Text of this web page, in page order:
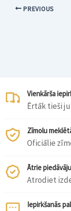
PREVIOUS
Vienkārša
Ērtāk tieši
Zīmolu
Oficiālie
Ātrie
Atrodiet
Iepirkšanās